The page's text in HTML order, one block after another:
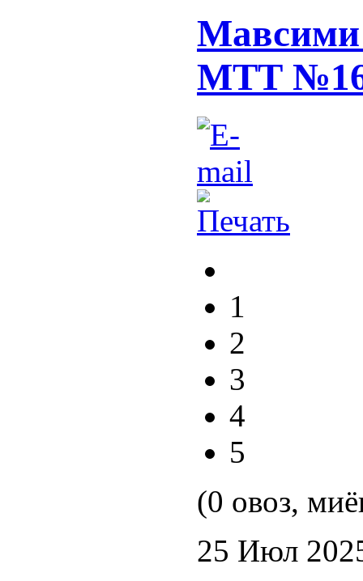
Мавсими
МТТ
1
2
3
4
5
(0 овоз,
25 Июл